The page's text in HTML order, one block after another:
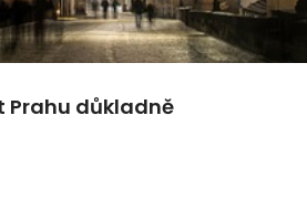
Prahu důkladně